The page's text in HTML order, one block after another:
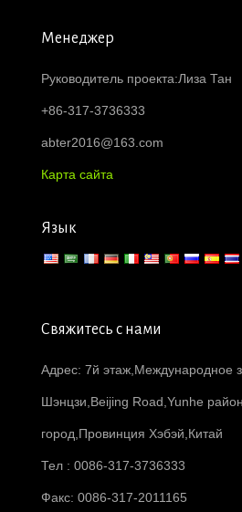
Менеджер
Руководитель проекта:Лиза Тан
+86-317-3736333
abter2016@163.com
Карта сайта
Язык
Свяжитесь с нами
Адрес: 7й этаж,Международное
Шэнцзи,Beijing Road,Yunhe
город,Провинция Хэбэй,Китай
Тел : 0086-317-3736333
Факс: 0086-317-2011165